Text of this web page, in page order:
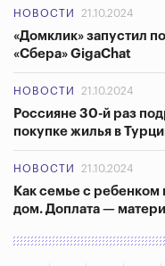
НОВОСТИ 21.10.2024
«Домклик» запустил
«Сбера» GigaChat
НОВОСТИ 21.10.2024
Россияне 30-й раз
покупке жилья в
НОВОСТИ 21.10.2024
Как семье с
дом. Доплата —